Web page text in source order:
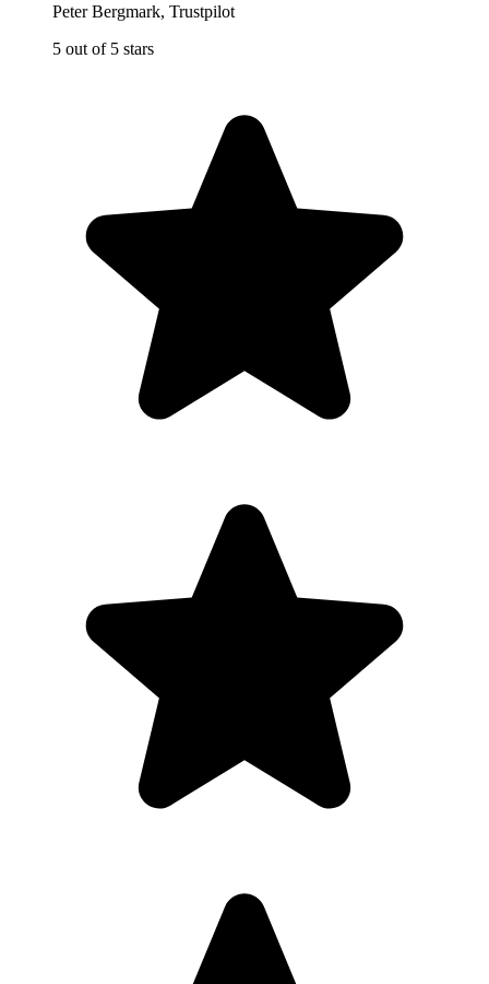
Peter Bergmark, Trustpilot
5 out of 5 stars